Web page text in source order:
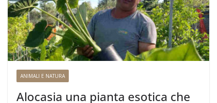
ANIMALI E NATURA
Alocasia una pianta esotica che